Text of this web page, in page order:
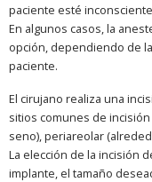
paciente esté
En algunos casos, la
opción, dependiendo de
paciente.
El cirujano realiza una
sitios comunes de
seno), periareolar
La elección de la incisión
implante, el tamaño